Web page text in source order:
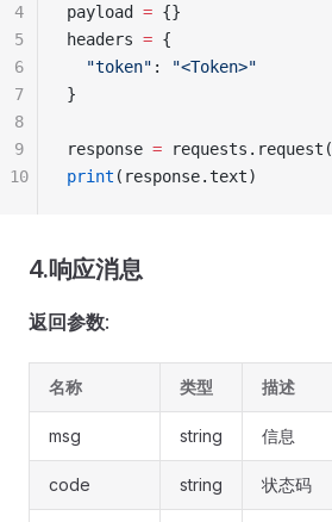
payload = {}
headers = {
  "token"
:
"<Token>"
}
response = requests.request(
print (response.text)
4
5
6
7
8
9
10
4.响应消息
返回参数:
名称 类型 描述
msg string 信息
code string 状态码